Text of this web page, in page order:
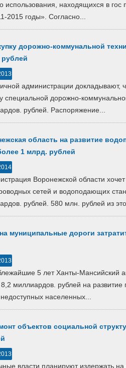
использования, находящихся в гос
2015 годы». Согласно...
дорожно-коммунальной
администрации докладывают,
специальной дорожно-
рублей. Распоряжение...
область на развитие
1 млрд. рублей
Воронежской области
сетей и водоподающих
рублей. 580 млн. рублей из
муниципальные дороги
5 лет Ханты-Мансийский
миллиардов. рублей на развитие
населенных...
объектов социальной
власти планируют издержать